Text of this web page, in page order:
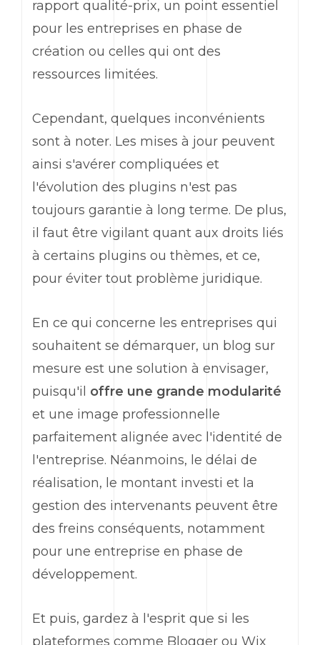
rapport qualité-prix, un point essentiel
pour les entreprises en phase de
création ou celles qui ont des
ressources limitées.
Cependant, quelques inconvénients
sont à noter. Les mises à jour peuvent
ainsi s'avérer compliquées et
l'évolution des plugins n'est pas
toujours garantie à long terme. De plus,
il faut être vigilant quant aux droits liés
à certains plugins ou thèmes, et ce,
pour éviter tout problème juridique.
En ce qui concerne les entreprises qui
souhaitent se démarquer, un blog sur
mesure est une solution à envisager,
puisqu'il offre une grande modularité
et une image professionnelle
parfaitement alignée avec l'identité de
l'entreprise. Néanmoins, le délai de
réalisation, le montant investi et la
gestion des intervenants peuvent être
des freins conséquents, notamment
pour une entreprise en phase de
développement.
Et puis, gardez à l'esprit que si les
plateformes comme Blogger ou Wix